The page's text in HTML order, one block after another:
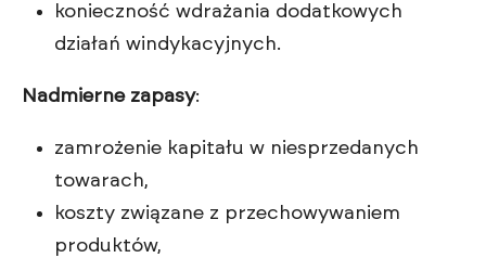
konieczność wdrażania dodatkowych
działań windykacyjnych.
Nadmierne zapasy:
zamrożenie kapitału w niesprzedanych
towarach,
koszty związane z przechowywaniem
produktów,